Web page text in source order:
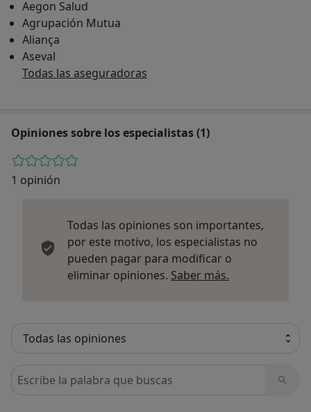
Aegon Salud
Agrupación Mutua
Aliança
Aseval
Todas las aseguradoras
Opiniones sobre los especialistas (1)
1 opinión
Todas las opiniones son importantes,
por este motivo, los especialistas no
pueden pagar para modificar o
eliminar opiniones. Saber más.
Busca en opiniones